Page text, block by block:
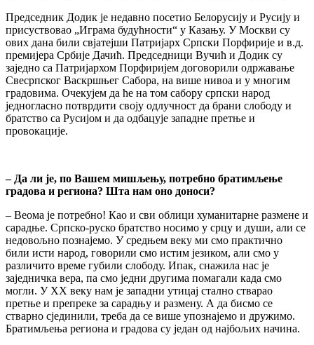
Председник Додик је недавно посетио Белорусију и Русију и
присуствовао „Играма будућности“ у Казању. У Москви су
ових дана били свјатејши Патријарх Српски Порфирије и в.д.
премијера Србије Дачић. Председници Вучић и Додик су
заједно са Патријархом Порфиријем договорили одржавање
Свесрпског Васкршњег Сабора, на више нивоа и у многим
градовима. Очекујем да ће на том сабору српски народ
једногласно потврдити своју одлучност да брани слободу и
братство са Русијом и да одбацује западне претње и
провокације.
– Да ли је, по Вашем мишљењу, потребно братимљење
градова и региона? Шта нам оно доноси?
– Веома је потребно! Као и сви облици хуманитарне размене и
сарадње. Српско-руско братство носимо у срцу и души, али се
недовољно познајемо. У средњем веку ми смо практично
били исти народ, говорили смо истим језиком, али смо у
различито време губили слободу. Ипак, снажила нас је
заједничка вера, па смо једни другима помагали када смо
могли. У ХХ веку нам је западни утицај стално стварао
претње и препреке за сарадњу и размену. А да бисмо се
стварно сјединили, треба да се више упознајемо и дружимо.
Братимљења региона и градова су један од најбољих начина.